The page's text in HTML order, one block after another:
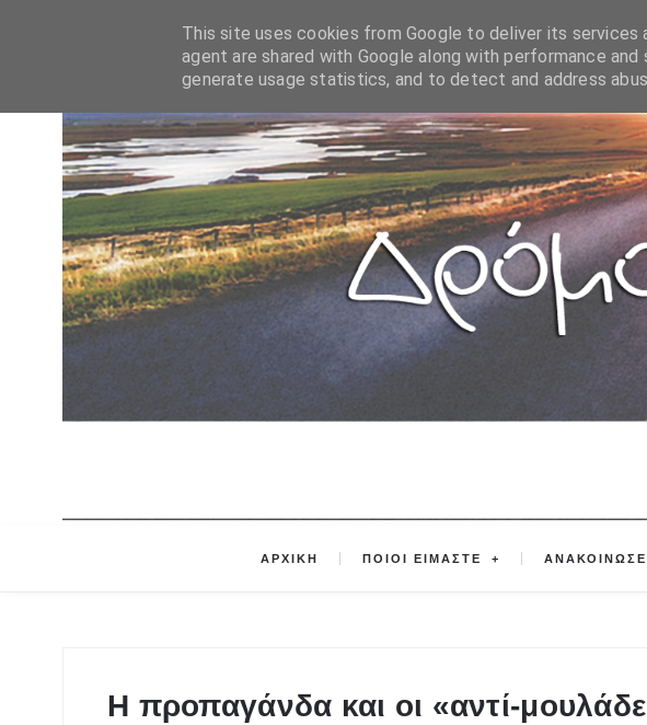
ΑΡΧΙΚΗ ΠΟΙΟΙ ΕΙΜΑΣΤΕ
Η προπαγάνδα και οι «αντί-
This site uses cookies from Google to deliver its services
agent are shared with Google along with performance
generate usage statistics, and to detect and address